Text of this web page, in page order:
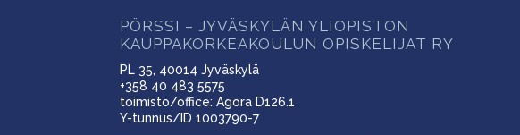
PÖRSSI – JYVÄSKYLÄN YLIOPISTON
KAUPPAKORKEAKOULUN OPISKELIJAT RY
PL 35, 40014 Jyväskylä
+358 40 483 5575
toimisto/office: Agora D126.1
Y-tunnus/ID 1003790-7